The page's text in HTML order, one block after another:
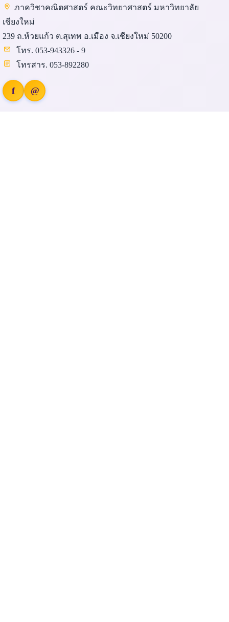
ภาควิชาคณิตศาสตร์ คณะวิทยาศาสตร์ มหาวิทยาลัย
เชียงใหม่
239 ถ.ห้วยแก้ว ต.สุเทพ อ.เมือง จ.เชียงใหม่ 50200
โทร. 053-943326 - 9
โทรสาร. 053-892280
f @